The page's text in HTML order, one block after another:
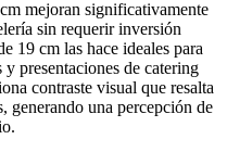
mejoran significativamente
sin requerir inversión
19 cm las hace ideales para
presentaciones de catering
contraste visual que resalta
generando una percepción de